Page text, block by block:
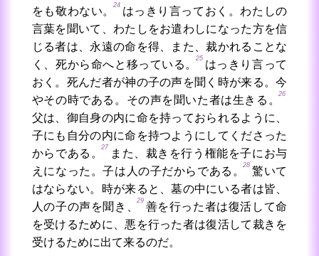
をも敬わない。
24
はっきり言っておく。わたしの
言葉を聞いて、わたしをお遣わしになった方を信
じる者は、永遠の命を得、また、裁かれることな
く、死から命へと移っている。
25
はっきり言って
おく。死んだ者が神の子の声を聞く時が来る。今
やその時である。その声を聞いた者は生きる。
26
父は、御自身の内に命を持っておられるように、
子にも自分の内に命を持つようにしてくださった
からである。
27
また、裁きを行う権能を子にお与
えになった。子は人の子だからである。
28
驚いて
はならない。時が来ると、墓の中にいる者は皆、
人の子の声を聞き、
29
善を行った者は復活して命
を受けるために、悪を行った者は復活して裁きを
受けるために出て来るのだ。